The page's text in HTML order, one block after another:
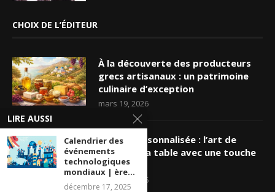
CHOIX DE L’ÉDITEUR
À la découverte des producteurs
grecs artisanaux : un patrimoine
culinaire d’exception
mars 19, 2026
Nappe personnalisée : l’art de
sublimer sa table avec une touche
unique
mars 16, 2026
LIRE AUSSI
Calendrier des
événements
technologiques
mondiaux | ère...
décembre 17, 2025